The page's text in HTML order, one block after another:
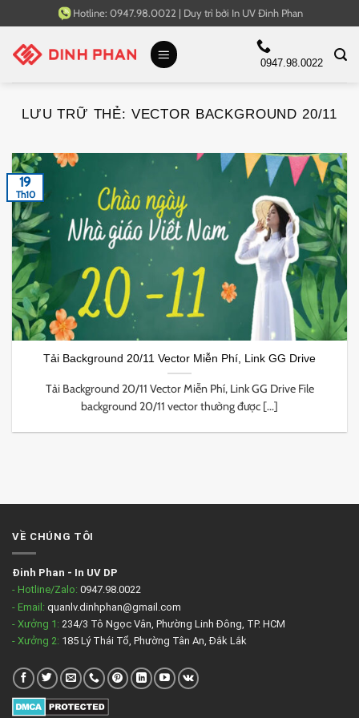
qua
nội
Hotline: 0947.98.0022 | Duy trì bởi In UV Đinh Phan
0947.98.0022
LƯU TRỮ THẺ: VECTOR BACKGROUND 20/11
Tải Background 20/11 Vector Miễn Phí, Link GG Drive
Tải Background 20/11 Vector Miễn Phí, Link GG Drive File
background 20/11 vector thường được [...]
19
Th10
VỀ CHÚNG TÔI
Đinh Phan - In UV DP
- Hotline/Zalo: 0947.98.0022
- Email: quanlv.dinhphan@gmail.com
- Xưởng 1: 234/3 Tô Ngọc Vân, Phường Linh Đông, TP. HCM
- Xưởng 2: 185 Lý Thái Tổ, Phường Tân An, Đắk Lắk